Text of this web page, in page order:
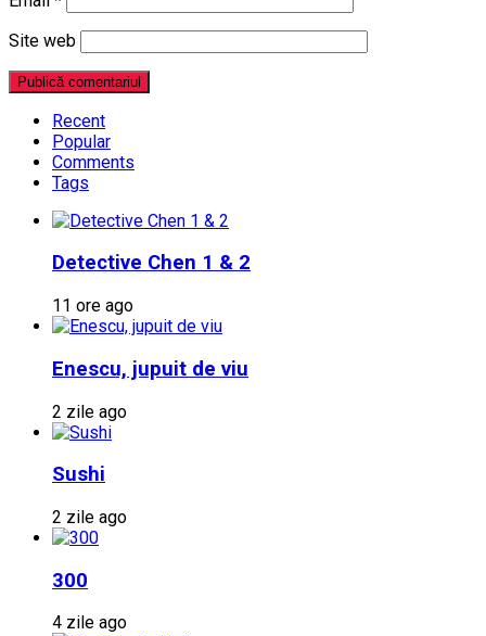
Site web
Recent
Popular
Comments
Tags
Detective Chen 1 & 2
11 ore ago
Enescu, jupuit de viu
2 zile ago
Sushi
2 zile ago
300
4 zile ago